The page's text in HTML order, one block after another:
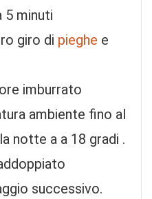
5 minuti
giro di pieghe e
imburrato
ambiente fino al
notte a a 18 gradi .
successivo.